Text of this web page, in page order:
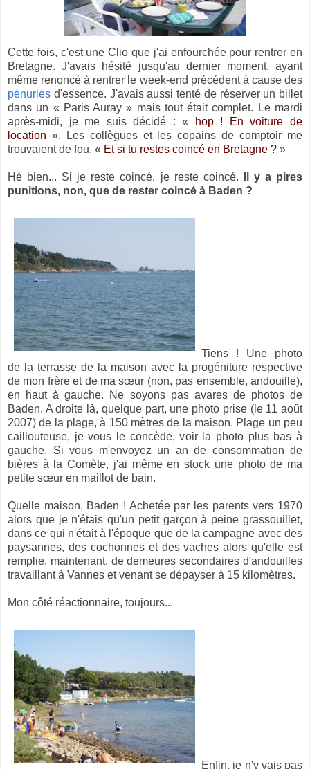
Cette fois, c'est une Clio que j'ai enfourchée pour rentrer en
Bretagne. J'avais hésité jusqu'au dernier moment, ayant
même renoncé à rentrer le week-end précédent à cause des
pénuries d'essence. J'avais aussi tenté de réserver un billet
dans un « Paris Auray » mais tout était complet. Le mardi
après-midi, je me suis décidé : «
hop ! En voiture de
location ». Les collègues et les copains de comptoir me
trouvaient de fou. « Et si tu restes coincé en Bretagne ? »
Hé bien... Si je reste coincé, je reste coincé.
Il y a pires
punitions, non, que de rester coincé à Baden ?
Tiens ! Une photo
de la terrasse de la maison avec la progéniture respective
de mon frère et de ma sœur (non, pas ensemble, andouille),
en haut à gauche. Ne soyons pas avares de photos de
Baden. A droite là, quelque part, une photo prise (le 11 août
2007) de la plage, à 150 mètres de la maison. Plage un peu
caillouteuse, je vous le concède, voir la photo plus bas à
gauche. Si vous m'envoyez un an de consommation de
bières à la Comète, j'ai même en stock une photo de ma
petite sœur en maillot de bain.
Quelle maison, Baden ! Achetée par les parents vers 1970
alors que je n'étais qu'un petit garçon à peine grassouillet,
dans ce qui n'était à l'époque que de la campagne avec des
paysannes, des cochonnes et des vaches alors qu'elle est
remplie, maintenant, de demeures secondaires d'andouilles
travaillant à Vannes et venant se dépayser à 15 kilomètres.
Mon côté réactionnaire, toujours...
Enfin, je n'y vais pas